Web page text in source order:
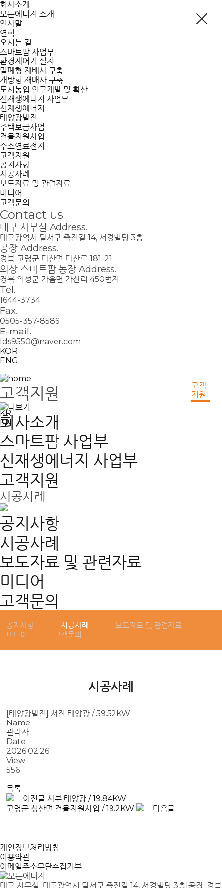
회사소개
모든에너지 소개
인사말
연혁
오시는 길
스마트팜 사업부
환경제어기 설치
밀폐형 재배사 구축
개방형 재배사 구축
도시농업 연구개발 및 확산
신재생에너지 사업부
신재생에너지
태양광발전
주택보급사업
건물지원사업
수소연료전지
고객지원
공지사항
시공사례
보도자료 및 관련자료
미디어
고객문의
Contact us
대구 사무실 Address.
대구광역시 달서구 죽전길 14, 서경빌딩 3층
공장 Address.
경북 고령군 다산면 다산로 181-21
의상 스마트팜 농장 Address.
경북 의성군 가음면 가산리 450번지
Tel.
1644-3734
Fax.
0505-357-8586
E-mail.
lds9550@naver.com
KOR
ENG
회사
소개
스마트팜
사업부
고객
지원
KR
EN
GLOBAL GREEN ENERGY,
모든에너지
고객지원
회사소개
스마트팜 사업부
신재생에너지 사업부
고객지원
시공사례
공지사항
시공사례
보도자료 및 관련자료
미디어
고객문의
공지사항 시공사례
보도자료 및 관련자료
미디어
고객문의
시공사례
[태양광발전] 서진 태양광 / 59.52KW
Name
관리자
Date
2026.02.26
View
556
목록
이전글 사부 태양광 / 19.84KW
고령군 성산면 건물지원사업 / 19.2KW
다음글
개인정보처리방침
이용약관
이메일주소무단수집거부
대구 사무실. 대구광역시 달서구 죽전길 14, 서경빌딩 3층 공장. 경북